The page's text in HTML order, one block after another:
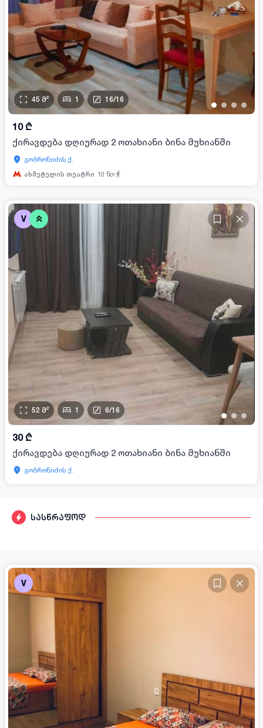
სასწრაფოდ
• • • •
45 მ² 1 16/16
10 ₾
ქირავდება დღიურად 2 ოთახიანი ბინა მუხიანში
გობრონიძის ქ.
ახმეტელის თეატრი 10 წთ
V
• • •
52 მ² 1 6/16
30 ₾
ქირავდება დღიურად 2 ოთახიანი ბინა მუხიანში
გობრონიძის ქ.
V